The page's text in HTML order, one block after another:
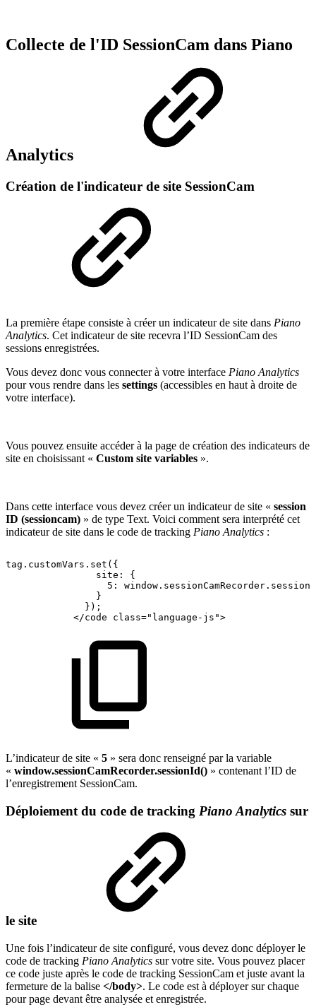
Collecte de l'ID SessionCam dans Piano
Analytics
Création de l'indicateur de site SessionCam
La première étape consiste à créer un indicateur de site dans Piano
Analytics. Cet indicateur de site recevra l’ID SessionCam des
sessions enregistrées.
Vous devez donc vous connecter à votre interface Piano Analytics
pour vous rendre dans les settings (accessibles en haut à droite de
votre interface).
Vous pouvez ensuite accéder à la page de création des indicateurs de
site en choisissant « Custom site variables ».
Dans cette interface vous devez créer un indicateur de site « session
ID (sessioncam) » de type Text. Voici comment sera interprété cet
indicateur de site dans le code de tracking Piano Analytics :
tag.customVars.set({
site:
{
5:
}
});
</code
class="language-js">
L’indicateur de site « 5 » sera donc renseigné par la variable
« window.sessionCamRecorder.sessionId() » contenant l’ID de
l’enregistrement SessionCam.
Déploiement du code de tracking Piano Analytics sur
le site
Une fois l’indicateur de site configuré, vous devez donc déployer le
code de tracking Piano Analytics sur votre site. Vous pouvez placer
ce code juste après le code de tracking SessionCam et juste avant la
fermeture de la balise </body>. Le code est à déployer sur chaque
pour page devant être analysée et enregistrée.